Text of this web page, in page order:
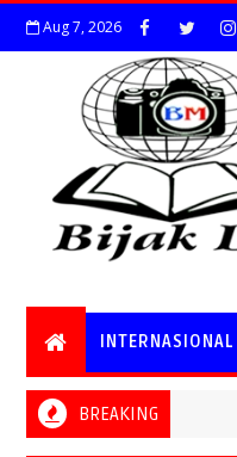
Aug 7, 2026
INTERNASIONAL
BREAKING